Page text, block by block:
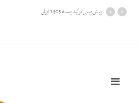
اطلاعیه در خصوص شرایط «مصالحه
›
‹